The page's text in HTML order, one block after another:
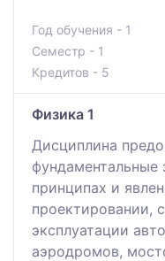
Год обучения - 1
Семестр - 1
Кредитов - 5
Физика 1
Дисциплина
фундаментальные
принципах и
проектировании,
эксплуатации
аэродромов,